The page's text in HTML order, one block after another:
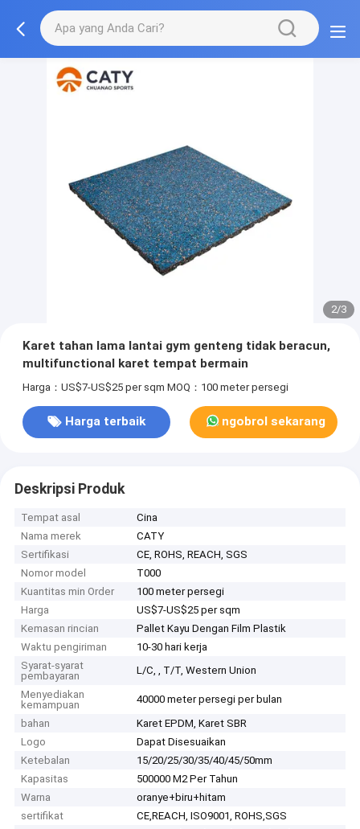
2/3
Karet tahan lama lantai gym genteng tidak beracun,
multifunctional karet tempat bermain
Harga：US$7-US$25 per sqm MOQ：100 meter persegi
Harga terbaik ngobrol sekarang
Deskripsi Produk
Tempat asal
Cina
Nama merek
CATY
Sertifikasi
CE, ROHS, REACH, SGS
Nomor model
T000
Kuantitas min Order
100 meter persegi
Harga
US$7-US$25 per sqm
Kemasan rincian
Pallet Kayu Dengan Film Plastik
Waktu pengiriman
10-30 hari kerja
Syarat-syarat
pembayaran
L/C, , T/T, Western Union
Menyediakan
kemampuan
40000 meter persegi per bulan
bahan
Karet EPDM, Karet SBR
Logo
Dapat Disesuaikan
Ketebalan
15/20/25/30/35/40/45/50mm
Kapasitas
500000 M2 Per Tahun
Warna
oranye+biru+hitam
sertifikat
CE,REACH, ISO9001, ROHS,SGS